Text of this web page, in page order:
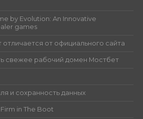
by Evolution: An Innovative
games
от официального сайта
свежее рабочий домен Мостбет
и сохранность данных
in The Boot